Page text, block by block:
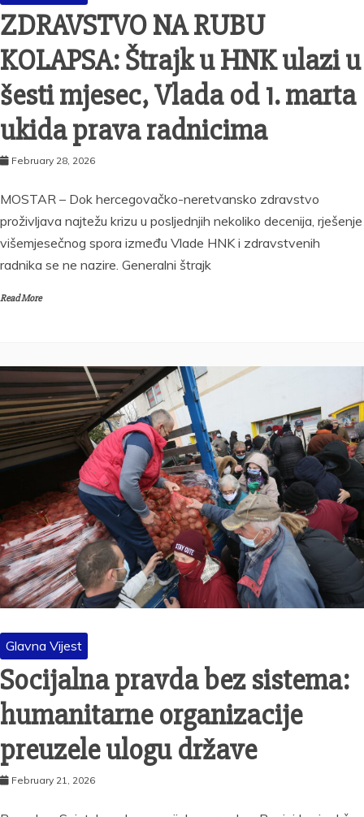
ZDRAVSTVO NA RUBU
KOLAPSA: Štrajk u HNK ulazi u
šesti mjesec, Vlada od 1. marta
ukida prava radnicima
February 28, 2026
MOSTAR – Dok hercegovačko-neretvansko zdravstvo
proživljava najtežu krizu u posljednjih nekoliko decenija, rješenje
višemjesečnog spora između Vlade HNK i zdravstvenih
radnika se ne nazire. Generalni štrajk
Read More
Glavna Vijest
Socijalna pravda bez sistema:
humanitarne organizacije
preuzele ulogu države
February 21, 2026